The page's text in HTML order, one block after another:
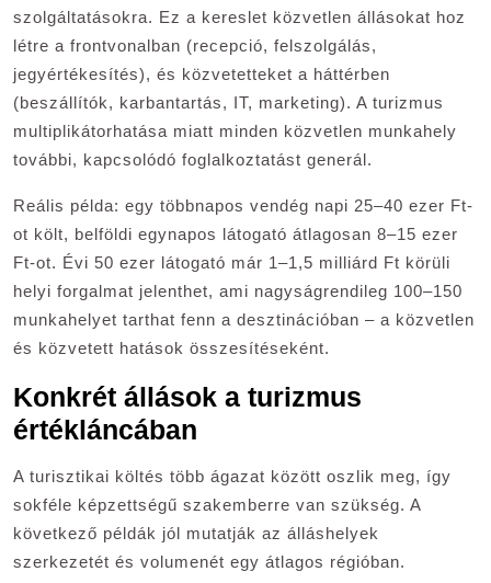
szolgáltatásokra. Ez a kereslet közvetlen állásokat hoz
létre a frontvonalban (recepció, felszolgálás,
jegyértékesítés), és közvetetteket a háttérben
(beszállítók, karbantartás, IT, marketing). A turizmus
multiplikátorhatása miatt minden közvetlen munkahely
további, kapcsolódó foglalkoztatást generál.
Reális példa: egy többnapos vendég napi 25–40 ezer Ft-
ot költ, belföldi egynapos látogató átlagosan 8–15 ezer
Ft-ot. Évi 50 ezer látogató már 1–1,5 milliárd Ft körüli
helyi forgalmat jelenthet, ami nagyságrendileg 100–150
munkahelyet tarthat fenn a desztinációban – a közvetlen
és közvetett hatások összesítéseként.
Konkrét állások a turizmus
értékláncában
A turisztikai költés több ágazat között oszlik meg, így
sokféle képzettségű szakemberre van szükség. A
következő példák jól mutatják az álláshelyek
szerkezetét és volumenét egy átlagos régióban.